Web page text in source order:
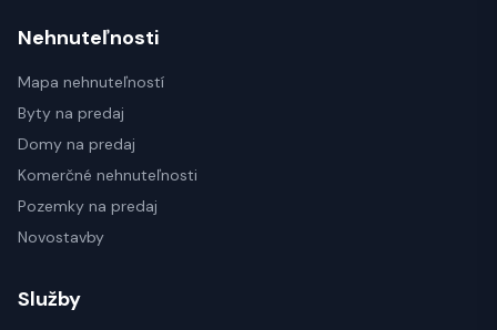
Nehnuteľnosti
Mapa nehnuteľností
Byty na predaj
Domy na predaj
Komerčné nehnuteľnosti
Pozemky na predaj
Novostavby
Služby